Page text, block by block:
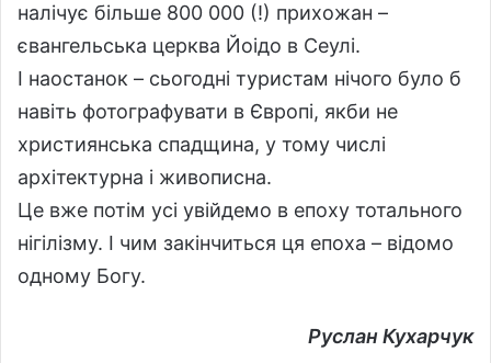
налічує більше 800 000 (!) прихожан –
євангельська церква Йоідо в Сеулі.
І наостанок – сьогодні туристам нічого було б
навіть фотографувати в Європі, якби не
християнська спадщина, у тому числі
архітектурна і живописна.
Це вже потім усі увійдемо в епоху тотального
нігілізму. І чим закінчиться ця епоха – відомо
одному Богу.
Руслан Кухарчук